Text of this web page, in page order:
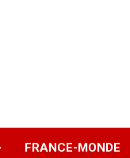
FRANCE-MONDE